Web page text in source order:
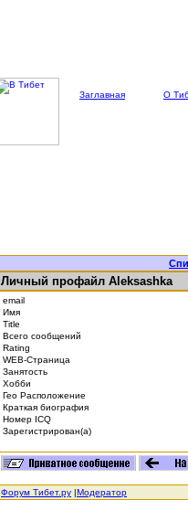
Заглавная О
Личный профайл Aleksashka
email
Имя
Title
Всего сообщений
Rating
WEB-Страница
Занятость
Хобби
Гео Расположение
Краткая биография
Номер ICQ
Зарегистрирован(а)
Форум Тибет.ру |Модератор